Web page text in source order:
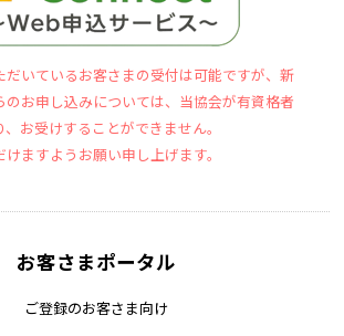
だいているお客さまの受付は可能ですが、新
のお申し込みについては、当協会が有資格者
お受けすることができません。
ますようお願い申し上げます。
お客さまポータル
ご登録のお客さま向け